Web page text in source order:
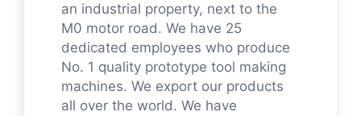
an industrial property, next to the
M0 motor road. We have 25
dedicated employees who produce
No. 1 quality prototype tool making
machines. We export our products
all over the world. We have